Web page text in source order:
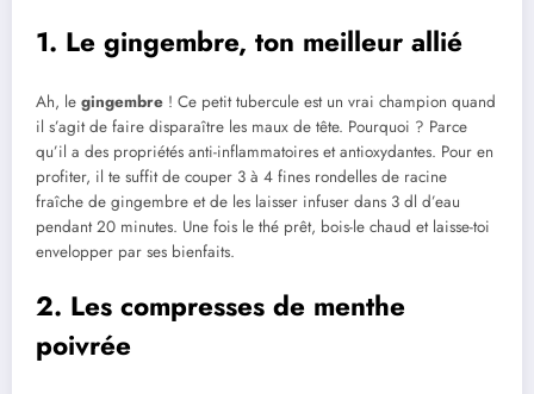
1. Le gingembre, ton meilleur allié
Ah, le gingembre ! Ce petit tubercule est un vrai champion quand
il s’agit de faire disparaître les maux de tête. Pourquoi ? Parce
qu’il a des propriétés anti-inflammatoires et antioxydantes. Pour en
profiter, il te suffit de couper 3 à 4 fines rondelles de racine
fraîche de gingembre et de les laisser infuser dans 3 dl d’eau
pendant 20 minutes. Une fois le thé prêt, bois-le chaud et laisse-toi
envelopper par ses bienfaits.
2. Les compresses de menthe
poivrée